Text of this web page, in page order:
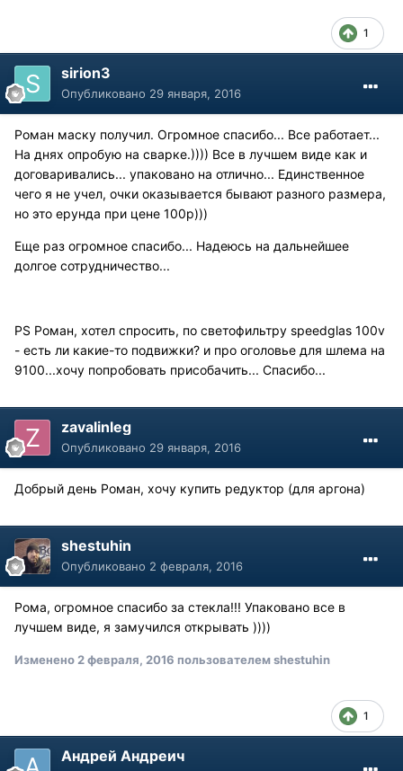
1
sirion3
Опубликовано 29 января, 2016
Роман маску получил. Огромное спасибо... Все работает...
На днях опробую на сварке.)))) Все в лучшем виде как и
договаривались... упаковано на отлично... Единственное
чего я не учел, очки оказывается бывают разного размера,
но это ерунда при цене 100р)))
Еще раз огромное спасибо... Надеюсь на дальнейшее
долгое сотрудничество...
PS Роман, хотел спросить, по светофильтру speedglas 100v
- есть ли какие-то подвижки? и про оголовье для шлема на
9100...хочу попробовать присобачить... Спасибо...
zavalinleg
Опубликовано 29 января, 2016
Добрый день Роман, хочу купить редуктор (для аргона)
shestuhin
Опубликовано 2 февраля, 2016
Рома, огромное спасибо за стекла!!! Упаковано все в
лучшем виде, я замучился открывать ))))
Изменено 2 февраля, 2016 пользователем shestuhin
1
Андрей Андреич